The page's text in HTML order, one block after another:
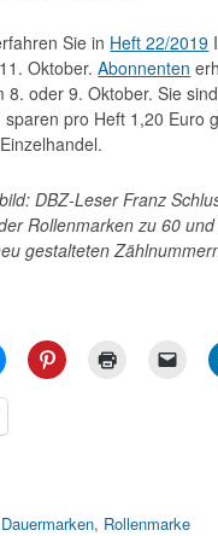
Sie in Heft 22/2019
Oktober.Abonnenten
8. oder 9. Oktober. Sie
pro Heft 1,20 Euro
DBZ-Leser Franz
Rollenmarken zu 60
gestalteten
Dauermarken, Rollenmarke